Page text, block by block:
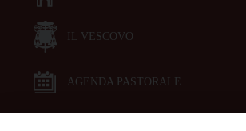
IL VESCOVO
AGENDA PASTORALE